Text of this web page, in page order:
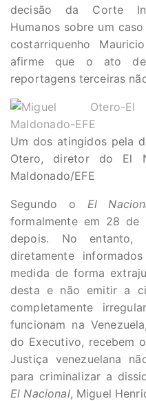
decisão da Corte
Humanos sobre um
costarriquenho
afirme que o ato de
reportagens terceiras
Um dos atingidos pela
Otero, diretor do El
Maldonado/EFE
Segundo o El
formalmente em 28 de
depois. No entanto,
diretamente
medida de forma
desta e não emitir a
completamente
funcionam na
do Executivo, recebem
Justiça venezuelana
para criminalizar a
El Nacional, Miguel